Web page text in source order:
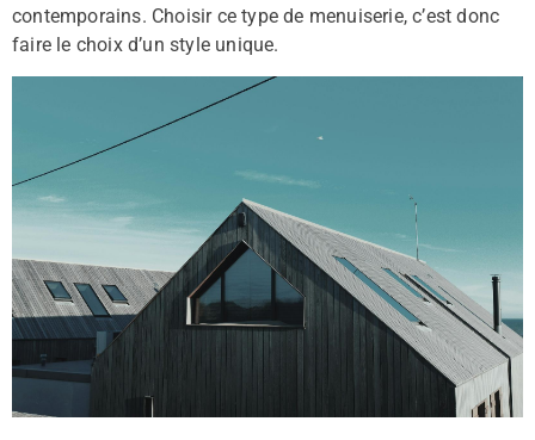
contemporains. Choisir ce type de menuiserie, c’est donc
faire le choix d’un style unique.